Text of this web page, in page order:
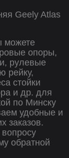
Geely Atlas
можете
опоры,
рулевые
рейку,
стойки
и др. для
по Минску
удобные и
заказов.
обратной